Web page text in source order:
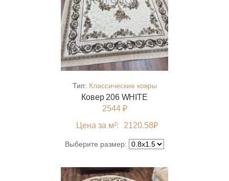
Тип: Классические ковры
Ковер 206 WHITE
2544 ₽
Цена за м²:
2120.58₽
Выберите размер: